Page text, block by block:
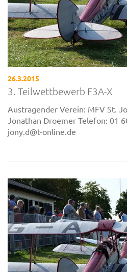
26.3.2015
3. Teilwettbewerb F3A-X
Austragender Verein: MFV St.
Jonathan Droemer Telefon: 01
jony.d@t-online.de